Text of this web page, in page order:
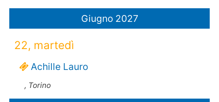
Giugno 2027
22, martedì
Achille Lauro
, Torino